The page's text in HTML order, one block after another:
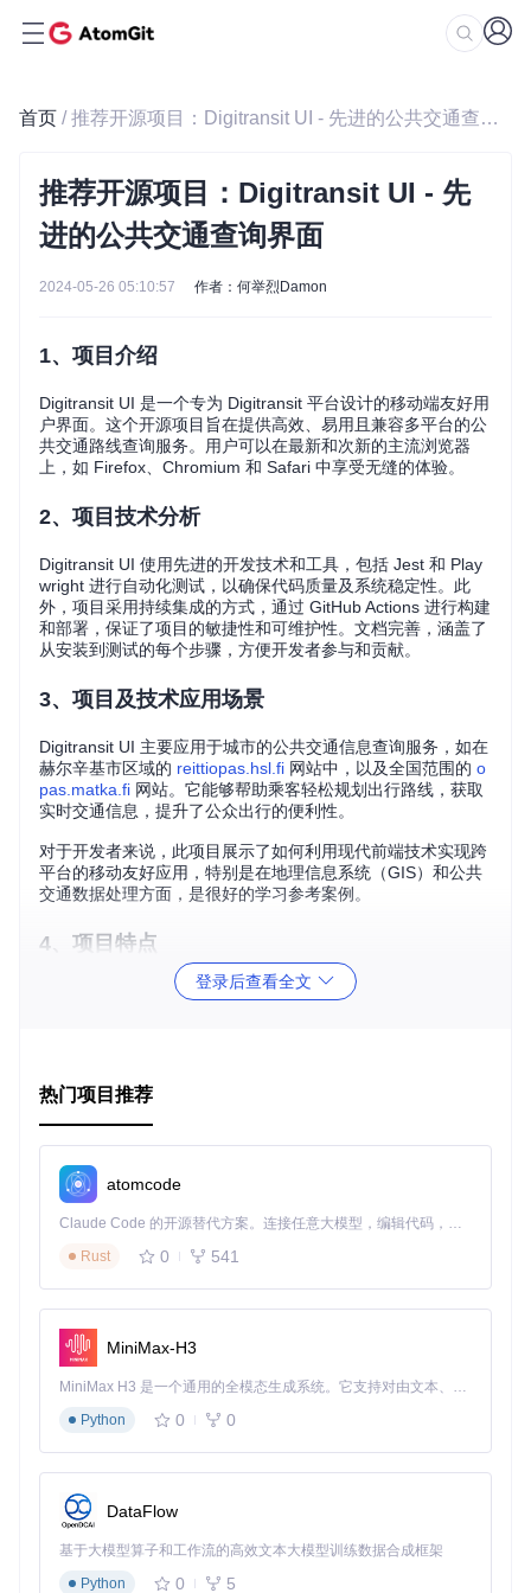
首页 / 推荐开源项目：Digitransit UI - 先进的公共交通查询界面
推荐开源项目：Digitransit UI - 先
进的公共交通查询界面
2024-05-26 05:10:57 作者：何举烈Damon
1、项目介绍
Digitransit UI 是一个专为 Digitransit 平台设计的移动端友好用
户界面。这个开源项目旨在提供高效、易用且兼容多平台的公
共交通路线查询服务。用户可以在最新和次新的主流浏览器
上，如 Firefox、Chromium 和 Safari 中享受无缝的体验。
2、项目技术分析
Digitransit UI 使用先进的开发技术和工具，包括 Jest 和 Play
wright 进行自动化测试，以确保代码质量及系统稳定性。此
外，项目采用持续集成的方式，通过 GitHub Actions 进行构建
和部署，保证了项目的敏捷性和可维护性。文档完善，涵盖了
从安装到测试的每个步骤，方便开发者参与和贡献。
3、项目及技术应用场景
Digitransit UI 主要应用于城市的公共交通信息查询服务，如在
赫尔辛基市区域的 reittiopas.hsl.fi 网站中，以及全国范围的 o
pas.matka.fi 网站。它能够帮助乘客轻松规划出行路线，获取
实时交通信息，提升了公众出行的便利性。
对于开发者来说，此项目展示了如何利用现代前端技术实现跨
平台的移动友好应用，特别是在地理信息系统（GIS）和公共
交通数据处理方面，是很好的学习参考案例。
4、项目特点
：项目遵循欧盟公共许可证（EUPL v1.2）和 G
制，确保在各种环境下都能正常运行。
程等，便于开发者理解和扩展。
直观导航
路线查找过程简单明了。
项目，无论对普通用户还是开发者，都有着显著的吸引力。如
果你正在寻找一款可靠的公共交通查询系统，或者希望学习前
端开发的最佳实践，那么 Digitransit UI 绝对值得你关注和尝
试。
登录后查看全文
热门项目推荐
atomcode
Claude Code 的开源替代方案。连接任意大模型，编辑代码，运行命令，自动验证 — 全自动执行。用 Rust 构建，极致性能。 ｜ An open-source alternative to Claude Code. Connect any LLM, edit code, run commands, and verify changes — autonomously. Built in Rust for speed. Get Started
Rust
0 541
MiniMax-H3
MiniMax H3 是一个通用的全模态生成系统。它支持对由文本、图像、视频和音频组成的多模态上下文进行统一理解，并能生成分辨率高达 2K、时长可达 15 秒的带原生立体声音频的视频。得益于面向任务泛化的系统设计，H3 在预训练阶段就已具备广泛的多模态上下文理解与生成能力，能够出色地执行复杂的多模态指令。
Python
0 0
DataFlow
基于大模型算子和工作流的高效文本大模型训练数据合成框架
Python
0 5